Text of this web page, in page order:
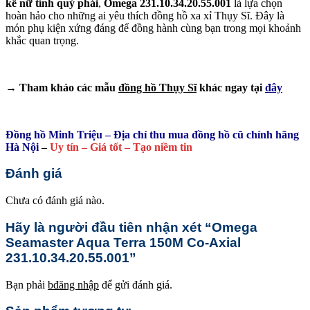
kế nữ tính quý phái, Omega 231.10.34.20.55.001
là lựa chọn
hoàn hảo cho những ai yêu thích đồng hồ xa xỉ Thụy Sĩ. Đây là
món phụ kiện xứng đáng để đồng hành cùng bạn trong mọi khoảnh
khắc quan trọng.
→ Tham khảo các mẫu đồng hồ Thụy Sĩkhác ngay tại đây
Đồng hồ Minh Triệu – Địa chỉ thu mua đồng hồ cũ chính hãng
Hà Nội–Uy tín – Giá tốt – Tạo niềm tin
Đánh giá
Chưa có đánh giá nào.
Hãy là người đầu tiên nhận xét “Omega
Seamaster Aqua Terra 150M Co-Axial
231.10.34.20.55.001”
Bạn phải bđăng nhập để gửi đánh giá.